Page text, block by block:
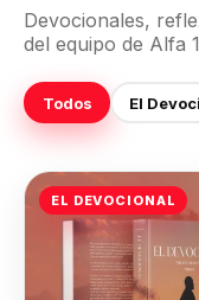
Devocionales,
del equipo de Alfa
Todos El
EL DEVOCIONAL